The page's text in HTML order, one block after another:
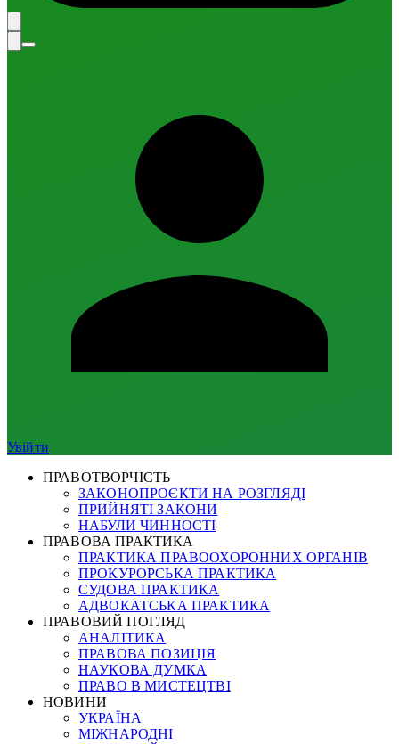
Увійти
ПРАВОТВОРЧІСТЬ
ЗАКОНОПРОЄКТИ НА РОЗГЛЯДІ
ПРИЙНЯТІ ЗАКОНИ
НАБУЛИ ЧИННОСТІ
ПРАВОВА ПРАКТИКА
ПРАКТИКА ПРАВООХОРОННИХ ОРГАНІВ
ПРОКУРОРСЬКА ПРАКТИКА
СУДОВА ПРАКТИКА
АДВОКАТСЬКА ПРАКТИКА
ПРАВОВИЙ ПОГЛЯД
АНАЛІТИКА
ПРАВОВА ПОЗИЦІЯ
НАУКОВА ДУМКА
ПРАВО В МИСТЕЦТВІ
НОВИНИ
УКРАЇНА
МІЖНАРОДНІ